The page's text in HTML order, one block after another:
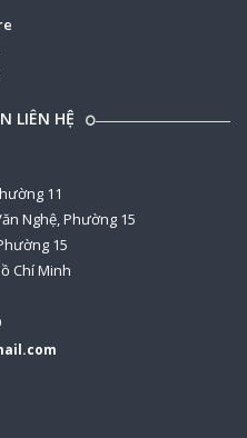
LIÊN HỆ
11
Nghệ, Phường 15
15
Chí Minh